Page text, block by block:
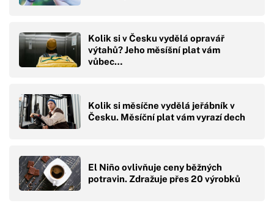
Kolik si v Česku vydělá opravář
výtahů? Jeho měsíšní plat vám
vůbec…
Kolik si měsíčne vydělá jeřábník v
Česku. Měsíční plat vám vyrazí dech
El Niño ovlivňuje ceny běžných
potravin. Zdražuje přes 20 výrobků